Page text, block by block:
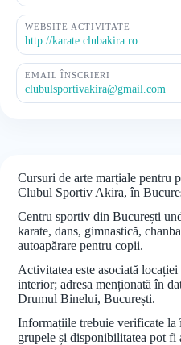
WEBSITE ACTIVITATE
http://karate.clubakira.ro
EMAIL ÎNSCRIERI
clubulsportivakira@gmail.com
Cursuri de arte marțiale pentru
Clubul Sportiv Akira, în
Centru sportiv din București
karate, dans, gimnastică,
autoapărare pentru copii.
Activitatea este asociată
interior; adresa menționată în
Drumul Binelui, București.
Informațiile trebuie verificate la
grupele și disponibilitatea pot fi